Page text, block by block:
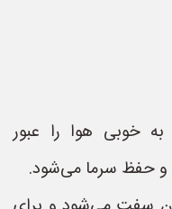
خوبی هوا را عبور
و حفظ سرما می‌شود.